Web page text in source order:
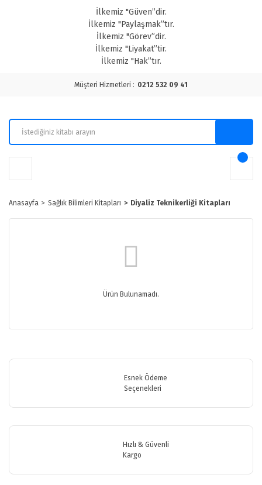
İlkemiz "Güven”dir.
İlkemiz "Paylaşmak”tır.
İlkemiz "Görev”dir.
İlkemiz "Liyakat”tir.
İlkemiz "Hak”tır.
Müşteri Hizmetleri : 0212 532 09 41
Anasayfa Sağlık Bilimleri Kitapları Diyaliz Teknikerliği Kitapları
Ürün Bulunamadı.
Esnek Ödeme
Seçenekleri
Hızlı & Güvenli
Kargo